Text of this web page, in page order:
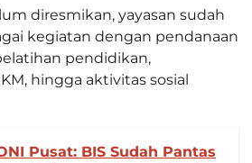
diresmikan, yayasan sudah
kegiatan dengan pendanaan
pendidikan,
hingga aktivitas sosial
Pusat: BIS Sudah Pantas